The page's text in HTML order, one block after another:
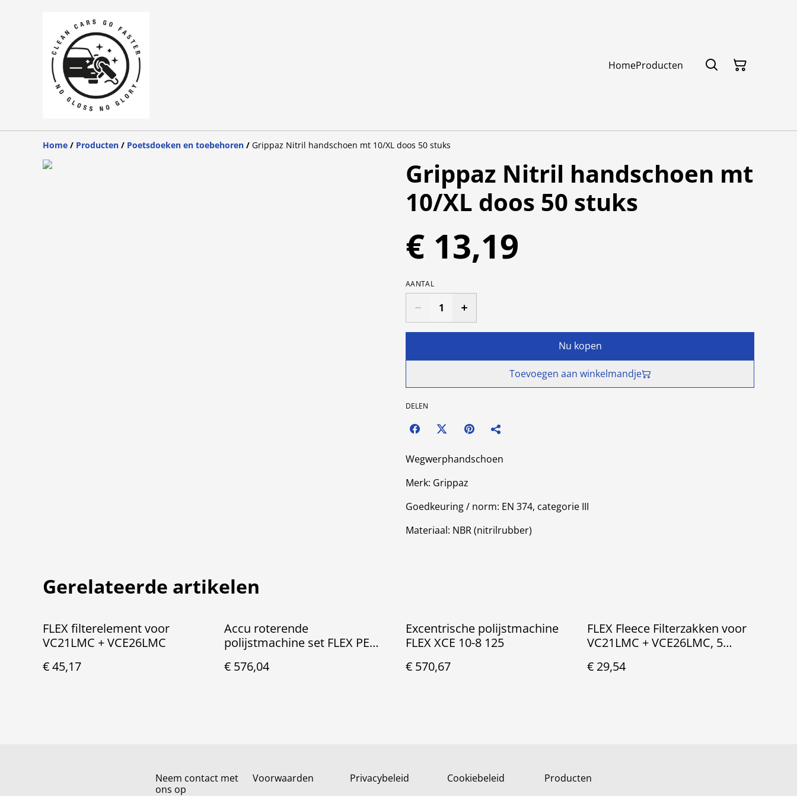
HomeProducten
Home / Producten / Poetsdoeken en toebehoren / Grippaz Nitril handschoen mt 10/XL doos 50 stuks
Grippaz Nitril handschoen mt
10/XL doos 50 stuks
€ 13,19
AANTAL
Nu kopen
Toevoegen aan winkelmandje
DELEN
Wegwerphandschoen
Merk: Grippaz
Goedkeuring / norm: EN 374, categorie III
Materiaal: NBR (nitrilrubber)
Gerelateerde artikelen
FLEX filterelement voor
VC21LMC + VCE26LMC
€ 45,17
Accu roterende
polijstmachine set FLEX PE
€ 576,04
Excentrische polijstmachine
FLEX XCE 10-8 125
€ 570,67
FLEX Fleece Filterzakken voor
VC21LMC + VCE26LMC, 5
€ 29,54
Neem contact met
ons op
Voorwaarden Privacybeleid Cookiebeleid Producten